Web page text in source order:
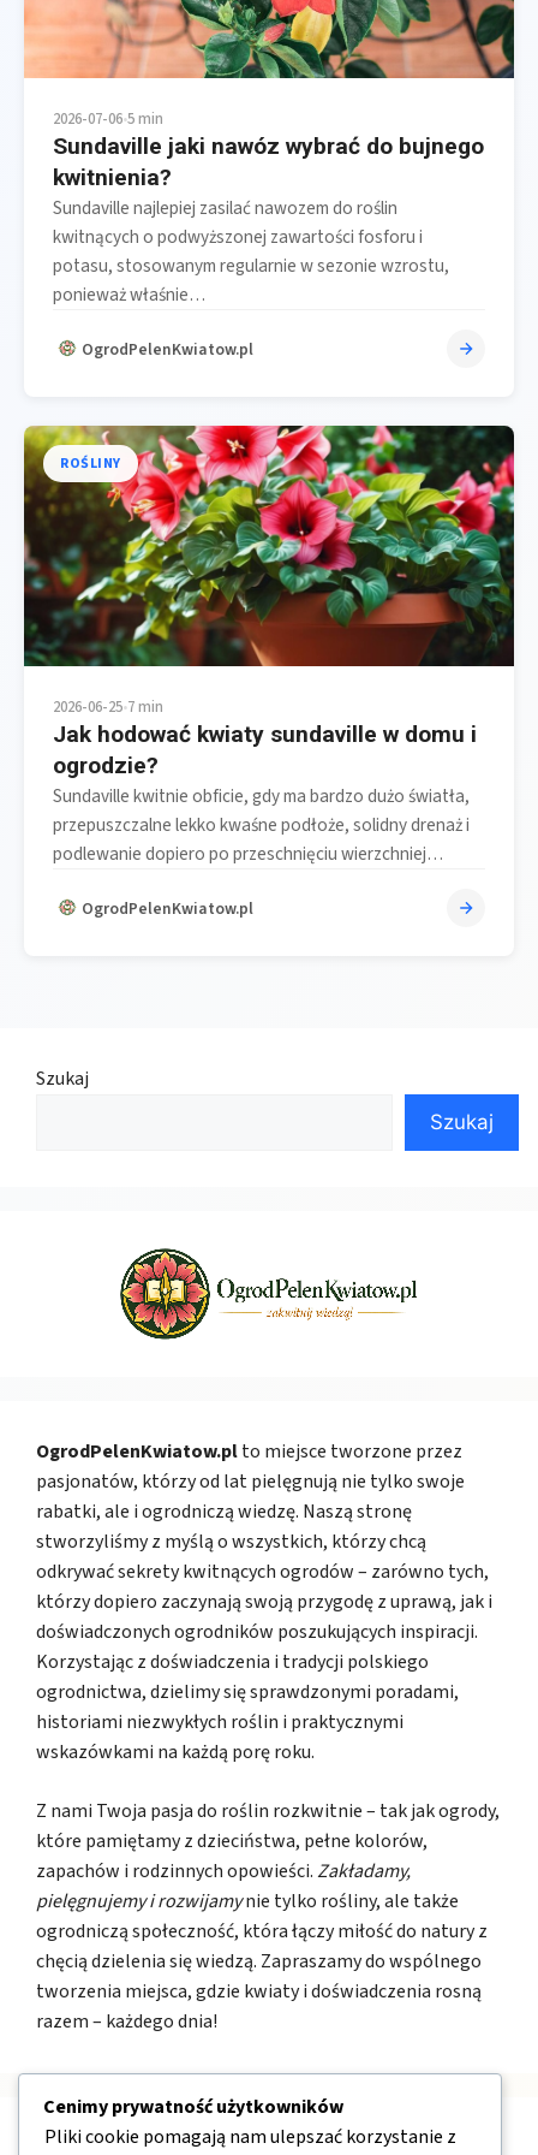
2026-07-06•5 min
Sundaville jaki nawóz wybrać do bujnego
kwitnienia?
Sundaville najlepiej zasilać nawozem do roślin
kwitnących o podwyższonej zawartości fosforu i
potasu, stosowanym regularnie w sezonie wzrostu,
ponieważ właśnie…
OgrodPelenKwiatow.pl
ROŚLINY
2026-06-25•7 min
Jak hodować kwiaty sundaville w domu i
ogrodzie?
Sundaville kwitnie obficie, gdy ma bardzo dużo światła,
przepuszczalne lekko kwaśne podłoże, solidny drenaż i
podlewanie dopiero po przeschnięciu wierzchniej…
OgrodPelenKwiatow.pl
Szukaj
Szukaj
OgrodPelenKwiatow.plto miejsce tworzone przez
pasjonatów, którzy od lat pielęgnują nie tylko swoje
rabatki, ale i ogrodniczą wiedzę. Naszą stronę
stworzyliśmy z myślą o wszystkich, którzy chcą
odkrywać sekrety kwitnących ogrodów – zarówno tych,
którzy dopiero zaczynają swoją przygodę z uprawą, jak i
doświadczonych ogrodników poszukujących inspiracji.
Korzystając z doświadczenia i tradycji polskiego
ogrodnictwa, dzielimy się sprawdzonymi poradami,
historiami niezwykłych roślin i praktycznymi
wskazówkami na każdą porę roku.
Z nami Twoja pasja do roślin rozkwitnie – tak jak ogrody,
które pamiętamy z dzieciństwa, pełne kolorów,
zapachów i rodzinnych opowieści.Zakładamy,
pielęgnujemy i rozwijamynie tylko rośliny, ale także
ogrodniczą społeczność, która łączy miłość do natury z
chęcią dzielenia się wiedzą. Zapraszamy do wspólnego
tworzenia miejsca, gdzie kwiaty i doświadczenia rosną
razem – każdego dnia!
Cenimy prywatność użytkowników
Pliki cookie pomagają nam ulepszać korzystanie z